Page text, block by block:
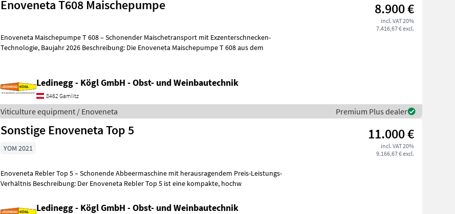
Enoveneta T608 Maischepumpe 8.900 €
incl. VAT 20%
7.416,67 € excl.
Enoveneta Maischepumpe T 608 – Schonender Maischetransport mit Exzenterschnecken-
Technologie, Baujahr 2026 Beschreibung: Die Enoveneta Maischepumpe T 608 aus dem
Ledinegg - Kögl GmbH - Obst- und Weinbautechnik
8462 Gamlitz
Viticulture equipment / Enoveneta Premium Plus dealer
Sonstige Enoveneta Top 5 11.000 €
incl. VAT 20%
9.166,67 € excl.
YOM 2021
Enoveneta Rebler Top 5 – Schonende Abbeermaschine mit herausragendem Preis-Leistungs-
Verhältnis Beschreibung: Der Enoveneta Rebler Top 5 ist eine kompakte, hochw
Ledinegg - Kögl GmbH - Obst- und Weinbautechnik